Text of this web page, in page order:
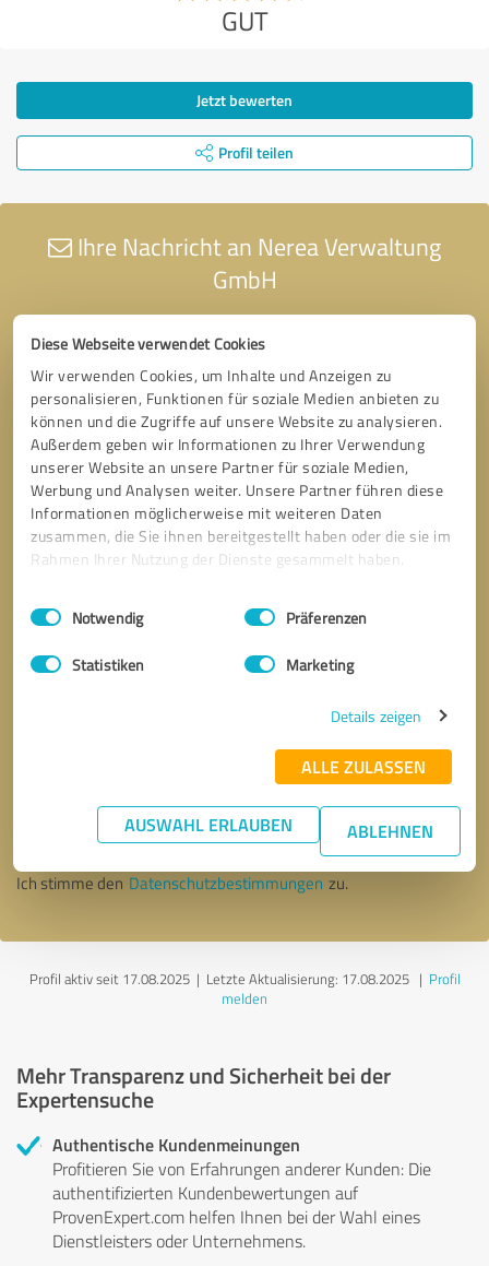
Diese Webseite verwendet Cookies
Wir verwenden Cookies, um Inhalte und Anzeigen zu
personalisieren, Funktionen für soziale Medien anbieten zu
können und die Zugriffe auf unsere Website zu analysieren.
Außerdem geben wir Informationen zu Ihrer Verwendung
unserer Website an unsere Partner für soziale Medien,
Werbung und Analysen weiter. Unsere Partner führen diese
Informationen möglicherweise mit weiteren Daten
zusammen, die Sie ihnen bereitgestellt haben oder die sie im
Rahmen Ihrer Nutzung der Dienste gesammelt haben.
Impressum Datenschutzbestimmungen
Einwilligungsauswahl
Notwendig Präferenzen
Statistiken Marketing
Details zeigen
ALLE ZULASSEN
AUSWAHL ERLAUBEN ABLEHNEN
GUT
Jetzt bewerten
Profil teilen
Ihre Nachricht an Nerea Verwaltung
GmbH
* Erforderliche Angaben
Nachricht senden
Ich stimme den Datenschutzbestimmungen zu.
Profil aktiv seit 17.08.2025 | Letzte Aktualisierung: 17.08.2025| Profil
melden
Mehr Transparenz und Sicherheit bei der
Expertensuche
Authentische Kundenmeinungen
Profitieren Sie von Erfahrungen anderer Kunden: Die
authentifizierten Kundenbewertungen auf
ProvenExpert.com helfen Ihnen bei der Wahl eines
Dienstleisters oder Unternehmens.